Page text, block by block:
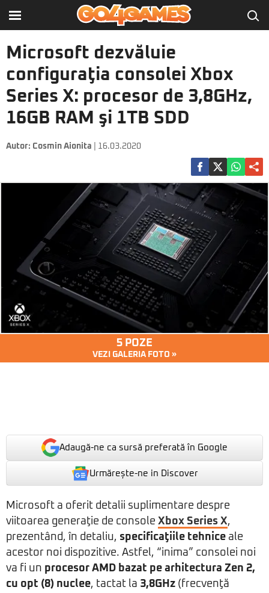
Microsoft dezvăluie
configuraţia consolei Xbox
Series X: procesor de 3,8GHz,
16GB RAM şi 1TB SDD
Autor: Cosmin Aionita | 16.03.2020
5 POZE
VEZI GALERIA FOTO »
Adaugă-ne ca sursă preferată în Google
Urmărește-ne in Discover
Microsoft a oferit detalii suplimentare despre
viitoarea generaţie de console Xbox Series X,
prezentând, în detaliu, specificaţiile tehnice ale
acestor noi dispozitive. Astfel, “inima” consolei noi
va fi un procesor AMD bazat pe arhitectura Zen 2,
cu opt (8) nuclee, tactat la 3,8GHz (frecvenţă